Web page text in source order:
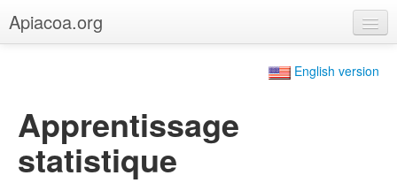
Apiacoa.org
Recherche
Enseignement
English version
Apprentissage
statistique